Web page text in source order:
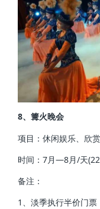
8、篝火晚会
项目：休闲娱乐、欣
时间：7月—8月/天
备注：
1、淡季执行半价门